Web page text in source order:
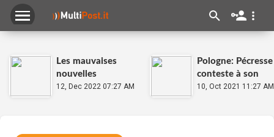
Les mauvaises
nouvelles
s'enchaînent pour
12, Dec 2022 07:27 AM
Pologne: Pécresse
conteste à son
tour la primauté
10, Oct 2021 11:27 AM